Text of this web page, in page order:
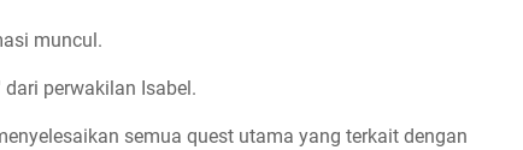
muncul.
dari perwakilan Isabel.
semua quest utama yang terkait dengan